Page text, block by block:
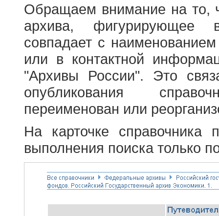
Обращаем внимание на то,
архива, фигурирующее
совпадает с
или в контактной
"Архивы России". Это
опубликования
переименован или
На карточке справочника
выполнения поиска только